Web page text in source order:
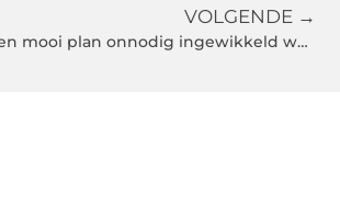
VOLGENDE →
Verbouwen in Barendrecht? Zo voorkomt u dat een mooi plan onnodig ingewikkeld wordt